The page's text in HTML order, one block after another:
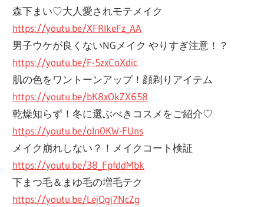
森下まい♡大人愛されモテメイク
https://youtu.be/XFRlkeFz_AA
男子ウケが良くないNGメイク やりすぎ注意！？
https://youtu.be/F-5zxCoXdic
肌の色をワントーンアップ！顔剃りアイテム
https://youtu.be/bK8xOkZX658
乾燥知らず！冬に選ぶべきコスメをご紹介♡
https://youtu.be/oln0KW-FUns
メイク崩れしない？！メイクコート検証
https://youtu.be/38_FpfddMbk
下まつ毛＆まゆ毛の増毛テク
https://youtu.be/LejOgj7NcZg